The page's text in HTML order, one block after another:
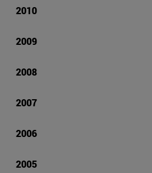
2010
2009
2008
2007
2006
2005